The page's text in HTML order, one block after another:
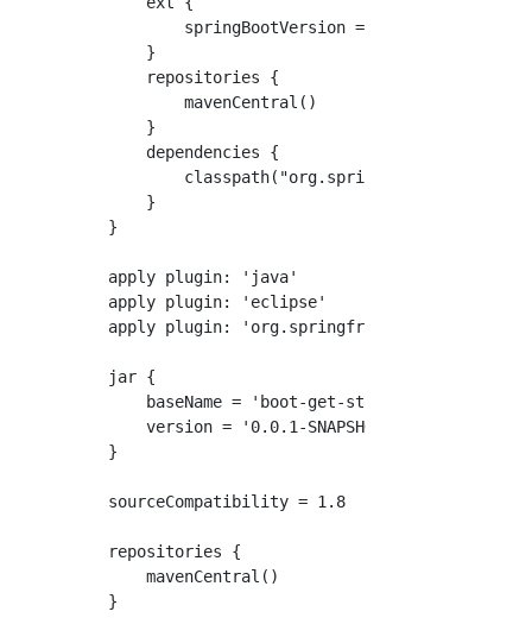
        springBootVersion = '1.5.2.RELEASE'
    }
    repositories {
        mavenCentral()
    }
    dependencies {
    }
}
apply plugin: 'java'
apply plugin: 'eclipse'
apply plugin: 'org.springframework.boot'
jar {
    baseName = 'boot-get-started'
    version = '0.0.1-SNAPSHOT'
}
sourceCompatibility = 1.8
repositories {
    mavenCentral()
}